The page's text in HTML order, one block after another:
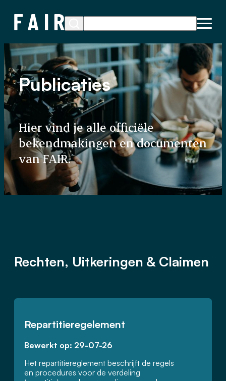
Publicaties
Hier vind je alle officiële
bekendmakingen en documenten
van FAIR.
Rechten, Uitkeringen & Claimen
Repartitieregelement
Bewerkt op: 29-07-26
Het repartitiereglement beschrijft de regels
en procedures voor de verdeling